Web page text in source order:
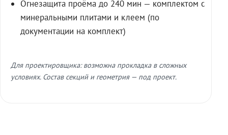
Огнезащита проёма до 240 мин — комплектом с
минеральными плитами и клеем (по
документации на комплект)
Для проектировщика: возможна прокладка в сложных
условиях. Состав секций и геометрия — под проект.